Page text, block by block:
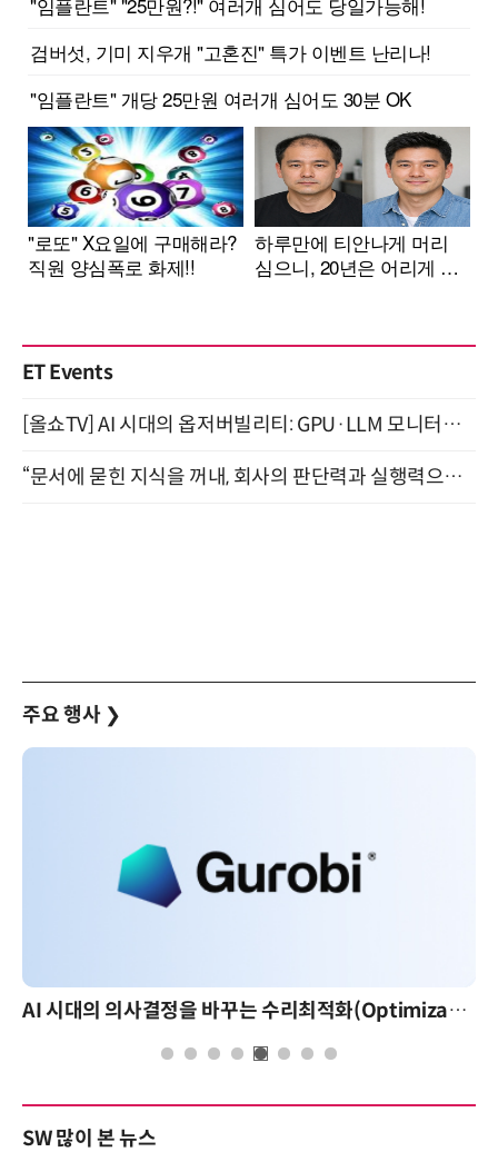
ET Events
[올쇼TV] AI 시대의 옵저버빌리티: GPU·LLM 모니터링부터 AI 기반 장애 대응까지 (8/11 생방송)
“문서에 묻힌 지식을 꺼내, 회사의 판단력과 실행력으로 바꾸다” (8/20)
주요 행사 ❯
AI 시대의 의사결정을 바꾸는 수리최적화(Optimization): 실제 산업 적용 사례와 활용 전략
SW 많이 본 뉴스